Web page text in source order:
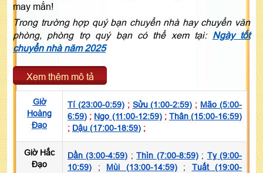
may mắn!
Trong trường hợp quý bạn chuyển nhà hay chuyển văn
phòng, phòng trọ quý bạn có thể xem tại: Ngày tốt
chuyển nhà năm 2025
Xem thêm mô tả
Giờ
Hoàng
Đạo
Tí (23:00-0:59); Sửu (1:00-2:59) ; Mão (5:00-
6:59) ; Ngọ (11:00-12:59); Thân (15:00-16:59)
; Dậu (17:00-18:59) ;
Giờ Hắc
Đạo
Dần (3:00-4:59) ;Thìn (7:00-8:59); Tỵ (9:00-
10:59) ; Mùi (13:00-14:59); Tuất (19:00-